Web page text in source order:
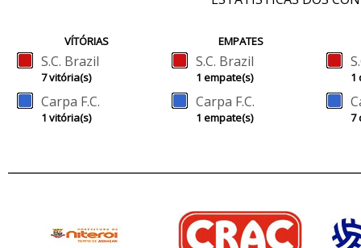
VÍTÓRIAS
S.C. Brazil
7 vitória(s)
Carpa F.C.
1 vitória(s)
EMPATES
S.C. Brazil
1 empate(s)
Carpa F.C.
1 empate(s)
1
7